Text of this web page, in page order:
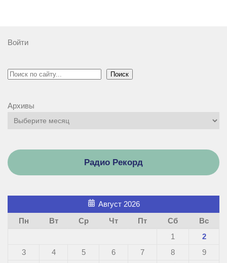
Войти
Поиск Поиск
Архивы
Радио Рекорд
Август 2026
Пн
Вт Ср Чт Пт Сб
Вс
1
2
3
4 5 6 7 8
9